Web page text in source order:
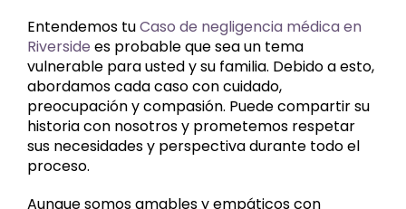
Entendemos tuCaso de negligencia médica en
Riverside es probable que sea un tema
vulnerable para usted y su familia. Debido a esto,
abordamos cada caso con cuidado,
preocupación y compasión. Puede compartir su
historia con nosotros y prometemos respetar
sus necesidades y perspectiva durante todo el
proceso.
Aunque somos amables y empáticos con